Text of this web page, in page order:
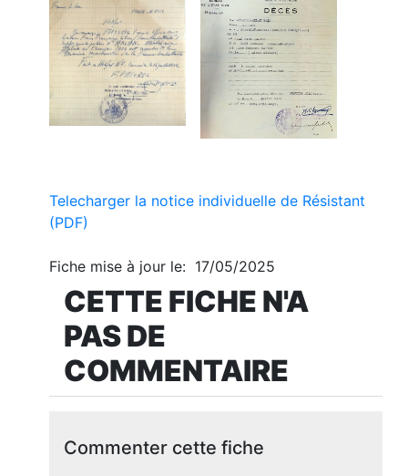
Telecharger la notice individuelle de Résistant
(PDF)
Fiche mise à jour le: 17/05/2025
CETTE FICHE N'A
PAS DE
COMMENTAIRE
Commenter cette fiche